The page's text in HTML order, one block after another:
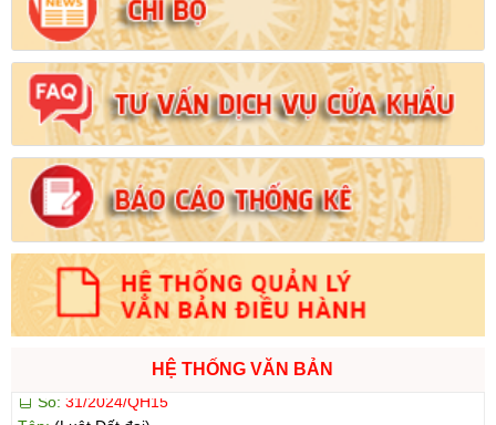
HỆ THỐNG VĂN BẢN
Số:103/2024/NĐ-CP
Tên:(Nghị định Quy định về tiền sử dụng đất, tiền thuê đất)
Ngày ban hành: (21/08/2024)
Số:1731/KH-UBND
Tên:(Kế hoạch triển khai thi hành Luật Đất đai năm 2024)
Ngày ban hành: (21/08/2024)
Số:71/2024/NĐ-CP
Tên:(Nghị định Quy định về giá đất)
Ngày ban hành: (21/08/2024)
31/2024/QH15
Ngày ban hành: (21/08/2024)